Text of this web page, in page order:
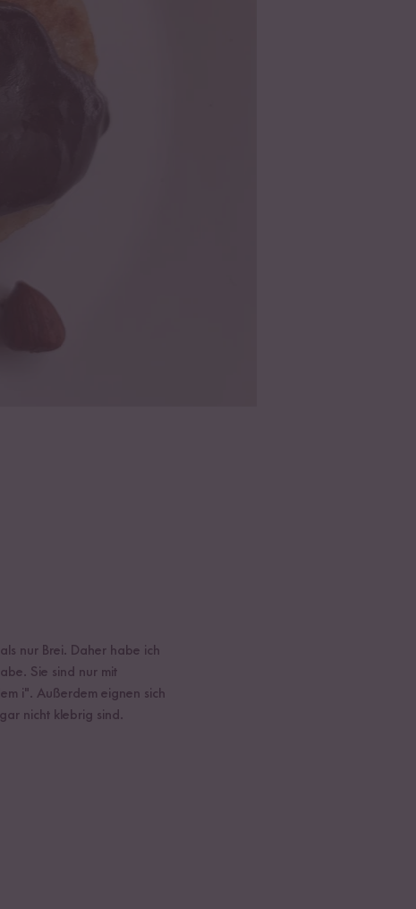
nur Brei. Daher habe ich
Sie sind nur mit
i". Außerdem eignen sich
nicht klebrig sind.